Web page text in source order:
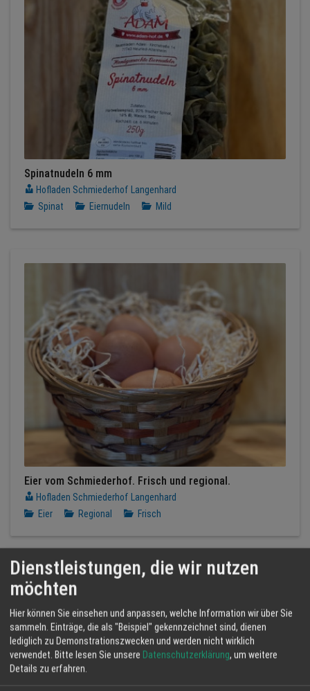
Spinatnudeln 6 mm
Hofladen Schmiederhof Langenhard
Spinat
Eiernudeln Mild
Eier vom Schmiederhof. Frisch und regional.
Hofladen Schmiederhof Langenhard
Eier
Regional Frisch
Dienstleistungen, die wir nutzen
möchten
Hier können Sie einsehen und anpassen, welche Information wir über Sie
sammeln. Einträge, die als "Beispiel" gekennzeichnet sind, dienen
lediglich zu Demonstrationszwecken und werden nicht wirklich
verwendet. Bitte lesen Sie unsere Datenschutzerklärung, um weitere
Details zu erfahren.